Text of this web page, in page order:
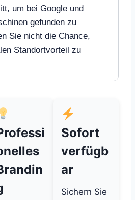
um bei Google und
gefunden zu
Sie nicht die Chance,
Standortvorteil zu
Sofort
verfügb
ar
Sichern Sie